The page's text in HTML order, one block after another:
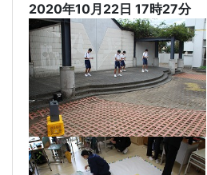
2020年10月22日 17時27分